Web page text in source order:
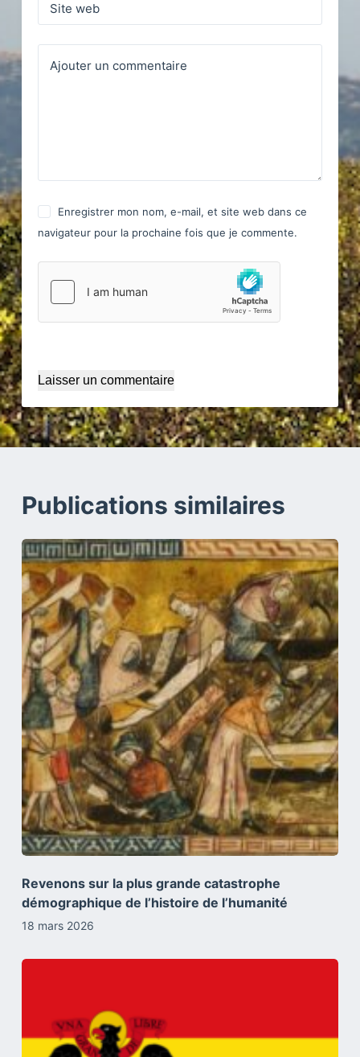
Site web
Ajouter un commentaire
Enregistrer mon nom, e-mail, et site web dans ce
navigateur pour la prochaine fois que je commente.
Laisser un commentaire
Publications similaires
Revenons sur la plus grande catastrophe
démographique de l’histoire de l’humanité
18 mars 2026